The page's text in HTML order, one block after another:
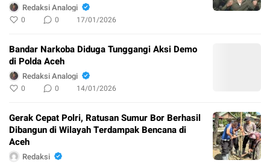
Redaksi Analogi
0 0 17/01/2026
Bandar Narkoba Diduga Tunggangi Aksi Demo
di Polda Aceh
Redaksi Analogi
0 0 14/01/2026
Gerak Cepat Polri, Ratusan Sumur Bor Berhasil
Dibangun di Wilayah Terdampak Bencana di
Aceh
Redaksi